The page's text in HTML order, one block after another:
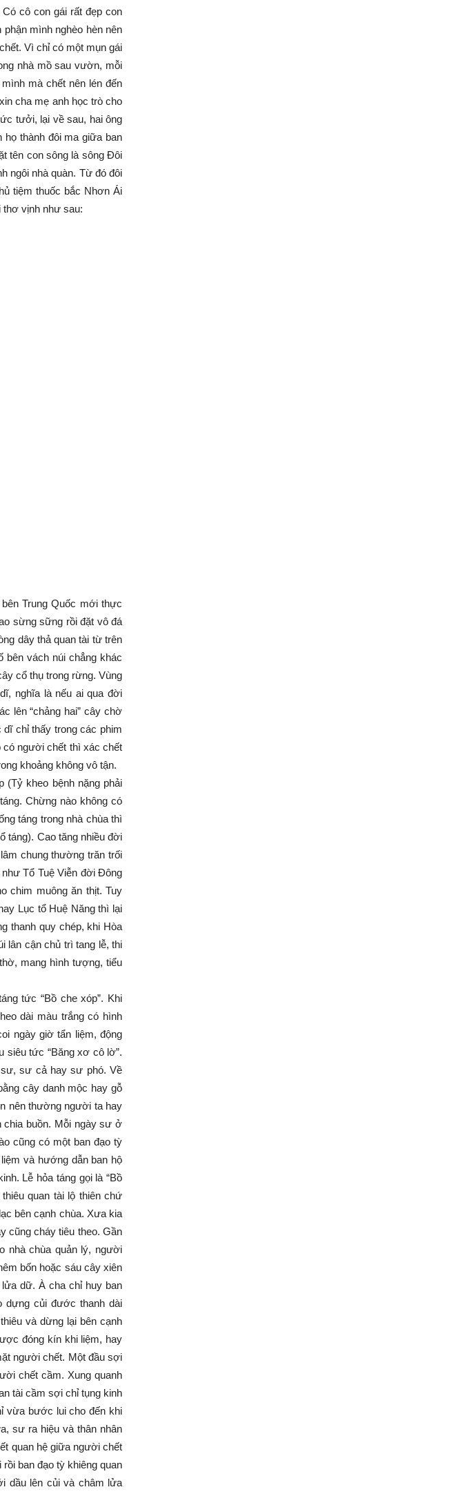
cô con gái rất đẹp con
mình nghèo hèn nên
Vì chỉ có một mụn gái
nhà mồ sau vườn, mỗi
mà chết nên lén đến
cha mẹ anh học trò cho
tưởi, lại về sau, hai ông
họ thành đôi ma giữa ban
tên con sông là sông Đôi
ngôi nhà quàn. Từ đó đôi
tiệm thuốc bắc Nhơn Ái
vịnh như sau:
Trung Quốc mới thực
sừng sững rồi đặt vô đá
dây thả quan tài từ trên
bên vách núi chẳng khác
cổ thụ trong rừng. Vùng
nghĩa là nếu ai qua đời
lên “chảng hai” cây chờ
chỉ thấy trong các phim
có người chết thì xác chết
khoảng không vô tận.
(Tỷ kheo bệnh nặng phải
Chừng nào không có
táng trong nhà chùa thì
táng). Cao tăng nhiều đời
chung thường trăn trối
Tổ Tuệ Viễn đời Đông
chim muông ăn thịt. Tuy
Lục tổ Huệ Năng thì lại
thanh quy chép, khi Hòa
lân cận chủ trì tang lễ, thi
mang hình tượng, tiểu
tức “Bồ che xóp”. Khi
dài màu trắng có hình
ngày giờ tẩn liệm, động
siêu tức “Băng xơ cô lờ”.
sư cả hay sư phó. Về
cây danh mộc hay gỗ
nên thường người ta hay
chia buồn. Mỗi ngày sư ở
cũng có một ban đạo tỳ
và hướng dẫn ban hộ
Lễ hỏa táng gọi là “Bồ
quan tài lộ thiên chứ
bên cạnh chùa. Xưa kia
cũng cháy tiêu theo. Gần
nhà chùa quản lý, người
bốn hoặc sáu cây xiên
dữ. À cha chỉ huy ban
dựng củi đước thanh dài
và dừng lại bên cạnh
đóng kín khi liệm, hay
người chết. Một đầu sợi
chết cầm. Xung quanh
tài cầm sợi chỉ tụng kinh
vừa bước lui cho đến khi
sư ra hiệu và thân nhân
quan hệ giữa người chết
ban đạo tỳ khiêng quan
dầu lên củi và châm lửa